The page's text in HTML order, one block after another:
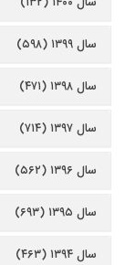
سال ۱۳۹۹ (۵۹۸)
سال ۱۳۹۸ (۴۷۱)
سال ۱۳۹۷ (۷۱۴)
سال ۱۳۹۶ (۵۶۲)
سال ۱۳۹۵ (۶۹۳)
سال ۱۳۹۴ (۴۶۳)